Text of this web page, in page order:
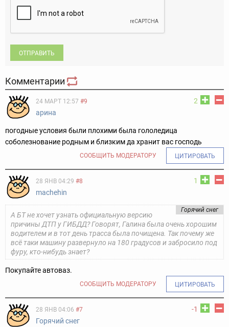
ОТПРАВИТЬ
Комментарии
2
24 МАРТ 12:57 #9
арина
погодные условия были плохими была гололедица
соболезнование родным и близким да хранит вас господь
СООБЩИТЬ МОДЕРАТОРУ ЦИТИРОВАТЬ
1
28 ЯНВ 04:29 #8
machehin
Горячий снег
А БТ не хочет узнать официальную версию
причины ДТП у ГИБДД? Говорят, Галина была очень хорошим
водителем и в тот день трасса была почищена. Так почему же
всё таки машину развернуло на 180 градусов и забросило под
фуру, кто-нибудь знает?
Покупайте автоваз.
СООБЩИТЬ МОДЕРАТОРУ ЦИТИРОВАТЬ
-1
28 ЯНВ 04:06 #7
Горячий снег